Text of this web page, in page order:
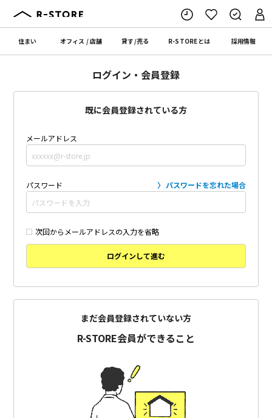
住まい オフィス /店舗 貸す/売る R-STOREとは 採用情報
ログイン・会員登録
既に会員登録されている方
メールアドレス
パスワード パスワードを忘れた場合
次回からメールアドレスの入力を省略
ログインして進む
まだ会員登録されていない方
R-STORE会員ができること